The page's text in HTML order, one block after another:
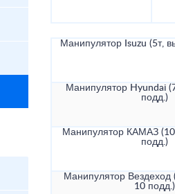
Манипулятор Isuzu (5т,
Манипулятор Hyundai
подд.)
Манипулятор КАМАЗ
подд.)
Манипулятор Вездеход
10 подд.)